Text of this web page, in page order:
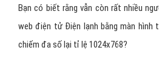
Bạn có biết rằng vẫn còn rất nhiều
web điện tử Điện lạnh bằng màn hình
chiếm đa số lại tỉ lệ 1024x768?